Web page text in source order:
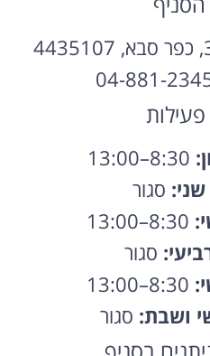
שני:סגור
8:30–13:00
סגור
8:30–13:00
ושבת: סגור
בסניף